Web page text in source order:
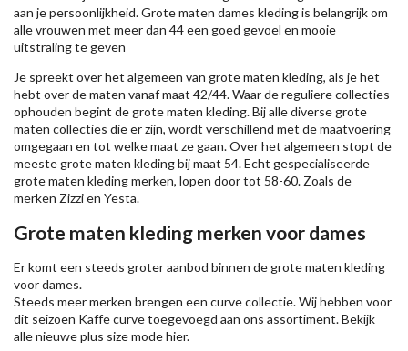
aan je persoonlijkheid. Grote maten dames kleding is belangrijk om
alle vrouwen met meer dan 44 een goed gevoel en mooie
uitstraling te geven
Je spreekt over het algemeen van grote maten kleding, als je het
hebt over de maten vanaf maat 42/44. Waar de reguliere collecties
ophouden begint de grote maten kleding. Bij alle diverse grote
maten collecties die er zijn, wordt verschillend met de maatvoering
omgegaan en tot welke maat ze gaan. Over het algemeen stopt de
meeste grote maten kleding bij maat 54. Echt gespecialiseerde
grote maten kleding merken, lopen door tot 58-60. Zoals de
merken Zizzien Yesta.
Grote maten kleding merken voor dames
Er komt een steeds groter aanbod binnen de grote maten kleding
voor dames.
Steeds meer merken brengen een curve collectie. Wij hebben voor
dit seizoen Kaffecurve toegevoegd aan ons assortiment. Bekijk
alle nieuweplus size modehier.